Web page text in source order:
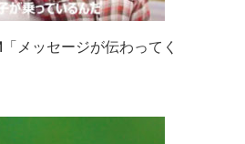
メッセージが伝わってく